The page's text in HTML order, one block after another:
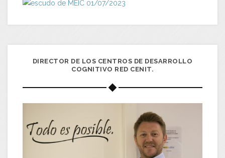
DIRECTOR DE LOS CENTROS DE DESARROLLO
COGNITIVO RED CENIT.